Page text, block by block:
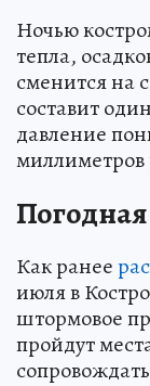
Ночью
тепла,
сменится на
составит
давление
миллиметров
Как ранее
июля в
штормовое
пройдут